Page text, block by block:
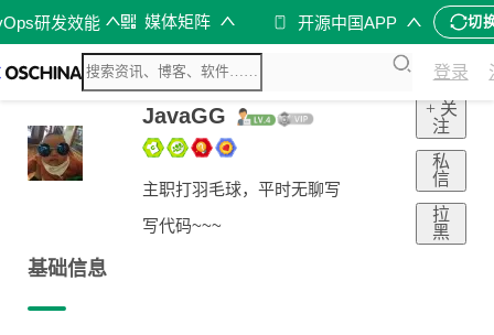
研发效能 媒体矩阵 开源中国APP 切
登录
JavaGG
主职打羽毛球，平时无聊写
写代码~~~
+ 关
注
私
信
拉
黑
基础信息